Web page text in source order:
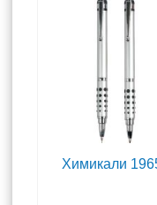
Химикали